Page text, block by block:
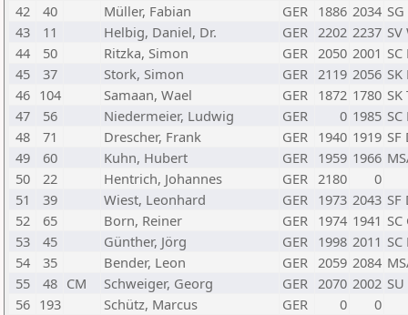
42
40 Müller, Fabian GER 1886 2034
43
11 Helbig, Daniel, Dr. GER 2202 2237
44
50 Ritzka, Simon GER 2050 2001
45
37 Stork, Simon GER 2119 2056
46 104 Samaan, Wael GER 1872 1780
47
56 Niedermeier, Ludwig GER 0 1985
48
71 Drescher, Frank GER 1940 1919 SF
49
60 Kuhn, Hubert GER 1959 1966
50
22 Hentrich, Johannes GER 2180
0
51
39 Wiest, Leonhard GER 1973 2043 SF
52
65 Born, Reiner GER 1974 1941
53
45 Günther, Jörg GER 1998 2011
54
35 Bender, Leon GER 2059 2084
55
48 CM Schweiger, Georg GER 2070 2002
56 193 Schütz, Marcus GER 0
0